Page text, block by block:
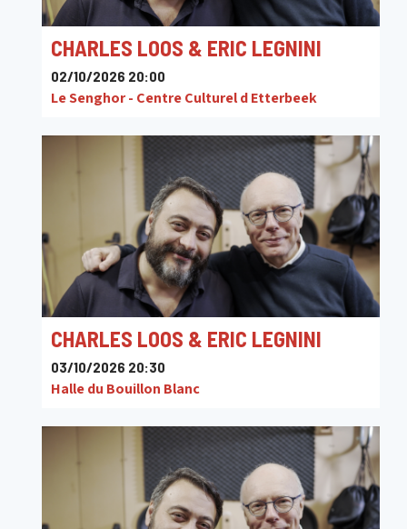
CHARLES LOOS & ERIC LEGNINI
02/10/2026 20:00
Le Senghor - Centre Culturel d Etterbeek
CHARLES LOOS & ERIC LEGNINI
03/10/2026 20:30
Halle du Bouillon Blanc